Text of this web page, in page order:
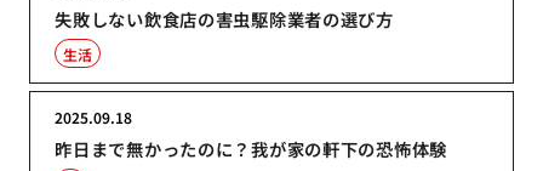
失敗しない飲食店の害虫駆除業者の選び方
生活
昨日まで無かったのに？我が家の軒下の恐怖体験
2025.09.18